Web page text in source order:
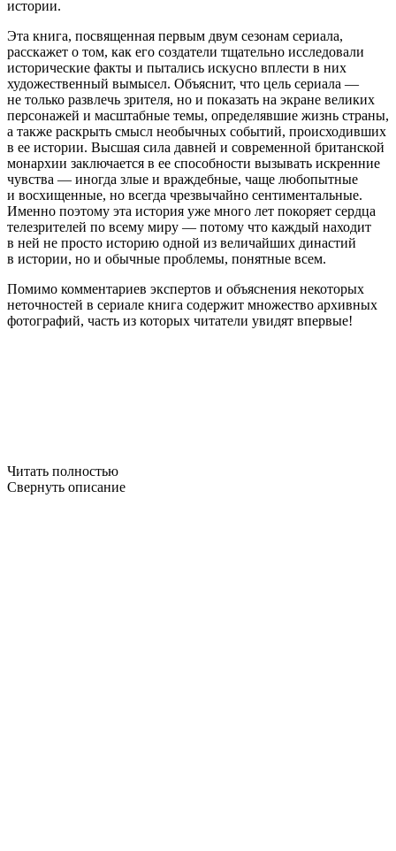
истории.
Эта книга, посвященная первым двум сезонам сериала,
расскажет о том, как его создатели тщательно исследовали
исторические факты и пытались искусно вплести в них
художественный вымысел. Объяснит, что цель сериала —
не только развлечь зрителя, но и показать на экране великих
персонажей и масштабные темы, определявшие жизнь страны,
а также раскрыть смысл необычных событий, происходивших
в ее истории. Высшая сила давней и современной британской
монархии заключается в ее способности вызывать искренние
чувства — иногда злые и враждебные, чаще любопытные
и восхищенные, но всегда чрезвычайно сентиментальные.
Именно поэтому эта история уже много лет покоряет сердца
телезрителей по всему миру — потому что каждый находит
в ней не просто историю одной из величайших династий
в истории, но и обычные проблемы, понятные всем.
Помимо комментариев экспертов и объяснения некоторых
неточностей в сериале книга содержит множество архивных
фотографий, часть из которых читатели увидят впервые!
Читать полностью
Свернуть описание